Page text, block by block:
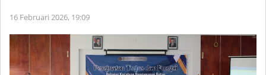
16 Februari 2026, 19:09